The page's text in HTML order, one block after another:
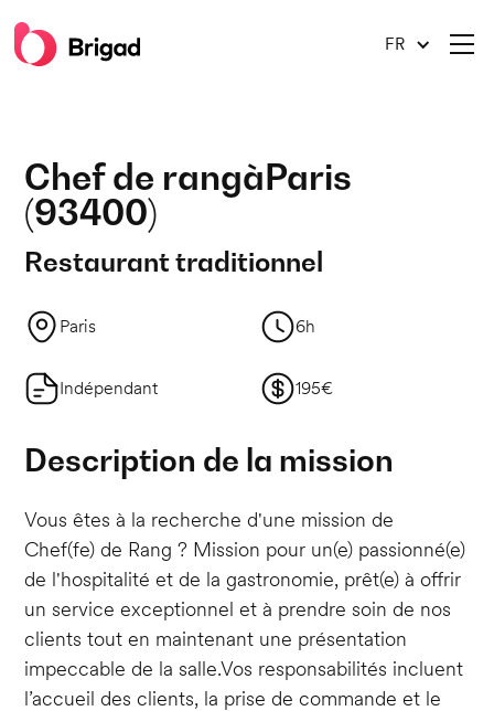
FR
Chef de rangàParis
(93400)
Restaurant traditionnel
Paris 6h
Indépendant 195€
Description de la mission
Vous êtes à la recherche d'une mission de
Chef(fe) de Rang ? Mission pour un(e) passionné(e)
de l'hospitalité et de la gastronomie, prêt(e) à offrir
un service exceptionnel et à prendre soin de nos
clients tout en maintenant une présentation
impeccable de la salle.Vos responsabilités incluent
l’accueil des clients, la prise de commande et le